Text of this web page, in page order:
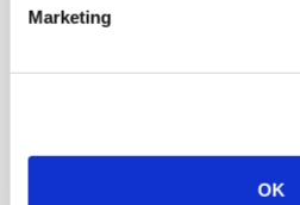
Marketing
OK
Loading...